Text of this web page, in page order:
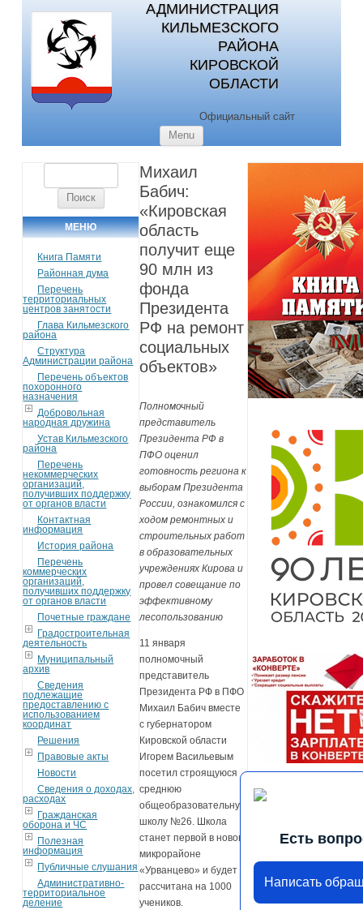
АДМИНИСТРАЦИЯ
КИЛЬМЕЗСКОГО
РАЙОНА
КИРОВСКОЙ
ОБЛАСТИ
Официальный сайт
Menu
МЕНЮ
Книга Памяти
Районная дума
Перечень
территориальных
центров занятости
Глава Кильмезского
района
Структура
Администрации района
Перечень объектов
похоронного
назначения
Добровольная
народная дружина
Устав Кильмезского
района
Перечень
некоммерческих
организаций,
получивших поддержку
от органов власти
Контактная
информация
История района
Перечень
коммерческих
организаций,
получивших поддержку
от органов власти
Почетные граждане
Градостроительная
деятельность
Муниципальный
архив
Сведения
подлежащие
предоставлению с
использованием
координат
Решения
Правовые акты
Новости
Сведения о доходах,
расходах
Гражданская
оборона и ЧС
Полезная
информация
Публичные слушания
Административно-
территориальное
деление
Михаил
Бабич:
«Кировская
область
получит еще
90 млн из
фонда
Президента
РФ на ремонт
социальных
объектов»
Полномочный
представитель
Президента РФ в
ПФО оценил
готовность региона к
выборам Президента
России, ознакомился с
ходом ремонтных и
строительных работ
в образовательных
учреждениях Кирова и
провел совещание по
эффективному
лесопользованию
11 января
полномочный
представитель
Президента РФ в ПФО
Михаил Бабич вместе
с губернатором
Кировской области
Игорем Васильевым
посетил строящуюся
среднюю
общеобразовательную
школу №26. Школа
станет первой в новом
микрорайоне
«Урванцево» и будет
рассчитана на 1000
учеников.
Есть
Написать